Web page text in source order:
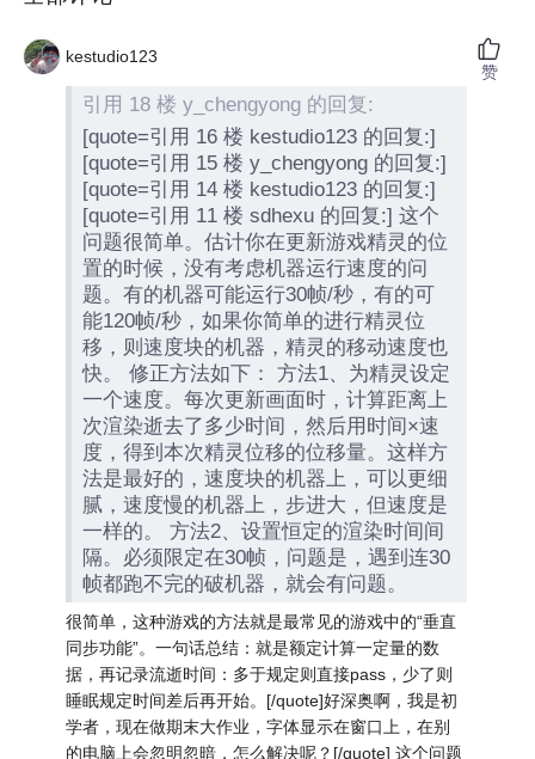
kestudio123
引用 18 楼 y_chengyong 的回复:
[quote=引用 16 楼 kestudio123 的回复:]
[quote=引用 15 楼 y_chengyong 的回复:]
[quote=引用 14 楼 kestudio123 的回复:]
[quote=引用 11 楼 sdhexu 的回复:] 这个
问题很简单。估计你在更新游戏精灵的位
置的时候，没有考虑机器运行速度的问
题。有的机器可能运行30帧/秒，有的可
能120帧/秒，如果你简单的进行精灵位
移，则速度块的机器，精灵的移动速度也
快。 修正方法如下： 方法1、为精灵设定
一个速度。每次更新画面时，计算距离上
次渲染逝去了多少时间，然后用时间×速
度，得到本次精灵位移的位移量。这样方
法是最好的，速度块的机器上，可以更细
腻，速度慢的机器上，步进大，但速度是
一样的。 方法2、设置恒定的渲染时间间
隔。必须限定在30帧，问题是，遇到连30
帧都跑不完的破机器，就会有问题。
很简单，这种游戏的方法就是最常见的游戏中的“垂直
同步功能”。一句话总结：就是额定计算一定量的数
据，再记录流逝时间：多于规定则直接pass，少了则
睡眠规定时间差后再开始。[/quote]好深奥啊，我是初
学者，现在做期末大作业，字体显示在窗口上，在别
的电脑上会忽明忽暗，怎么解决呢？[/quote] 这个问题
赞